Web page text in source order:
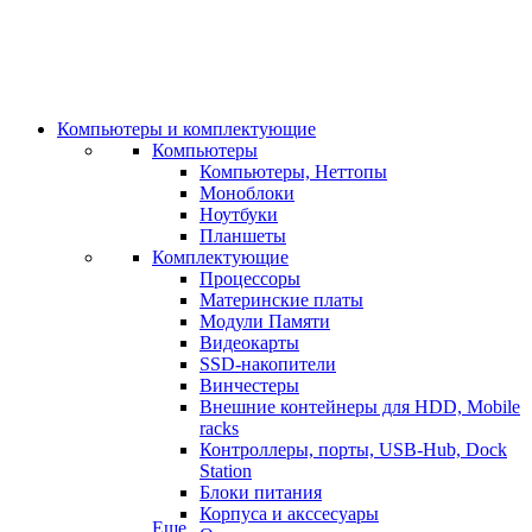
Компьютеры и комплектующие
Компьютеры
Компьютеры, Неттопы
Моноблоки
Ноутбуки
Планшеты
Комплектующие
Процессоры
Материнские платы
Модули Памяти
Видеокарты
SSD-накопители
Винчестеры
Внешние контейнеры для HDD, Mobile
racks
Контроллеры, порты, USB-Hub, Dock
Station
Блоки питания
Корпуса и акссесуары
Еще